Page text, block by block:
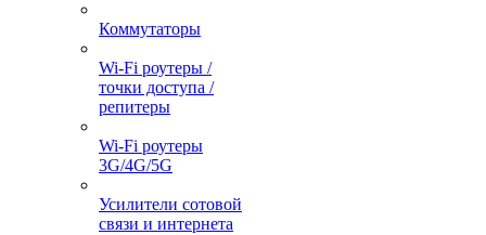
Коммутаторы
Wi-Fi роутеры /
точки доступа /
репитеры
Wi-Fi роутеры
3G/4G/5G
Усилители сотовой
связи и интернета